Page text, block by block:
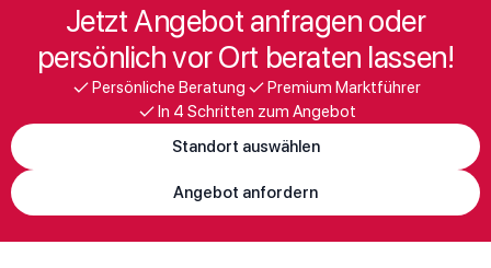
Jetzt Angebot anfragen oder
persönlich vor Ort beraten lassen!
Persönliche Beratung
Premium Marktführer
In 4 Schritten zum Angebot
Standort auswählen
Angebot anfordern